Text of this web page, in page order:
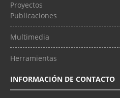
Proyectos
Publicaciones
Multimedia
Herramientas
INFORMACIÓN DE CONTACTO